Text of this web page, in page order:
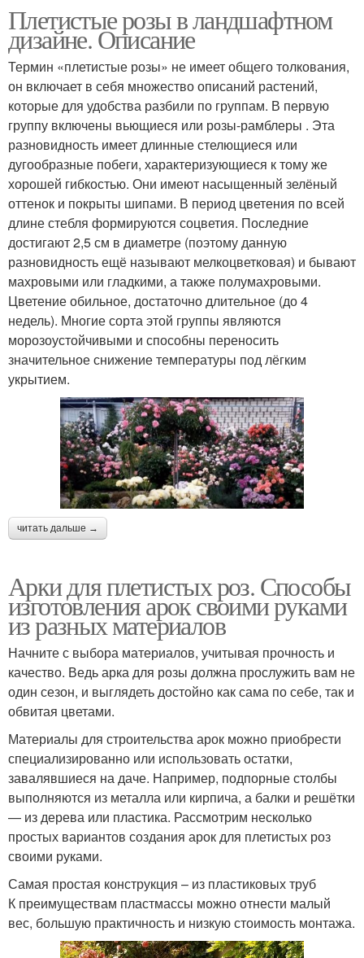
Плетистые розы в ландшафтном
дизайне. Описание
Термин «плетистые розы» не имеет общего толкования,
он включает в себя множество описаний растений,
которые для удобства разбили по группам. В первую
группу включены вьющиеся или розы-рамблеры . Эта
разновидность имеет длинные стелющиеся или
дугообразные побеги, характеризующиеся к тому же
хорошей гибкостью. Они имеют насыщенный зелёный
оттенок и покрыты шипами. В период цветения по всей
длине стебля формируются соцветия. Последние
достигают 2,5 см в диаметре (поэтому данную
разновидность ещё называют мелкоцветковая) и бывают
махровыми или гладкими, а также полумахровыми.
Цветение обильное, достаточно длительное (до 4
недель). Многие сорта этой группы являются
морозоустойчивыми и способны переносить
значительное снижение температуры под лёгким
укрытием.
читать дальше →
Арки для плетистых роз. Способы
изготовления арок своими руками
из разных материалов
Начните с выбора материалов, учитывая прочность и
качество. Ведь арка для розы должна прослужить вам не
один сезон, и выглядеть достойно как сама по себе, так и
обвитая цветами.
Материалы для строительства арок можно приобрести
специализированно или использовать остатки,
завалявшиеся на даче. Например, подпорные столбы
выполняются из металла или кирпича, а балки и решётки
— из дерева или пластика. Рассмотрим несколько
простых вариантов создания арок для плетистых роз
своими руками.
Самая простая конструкция – из пластиковых труб
К преимуществам пластмассы можно отнести малый
вес, большую практичность и низкую стоимость монтажа.